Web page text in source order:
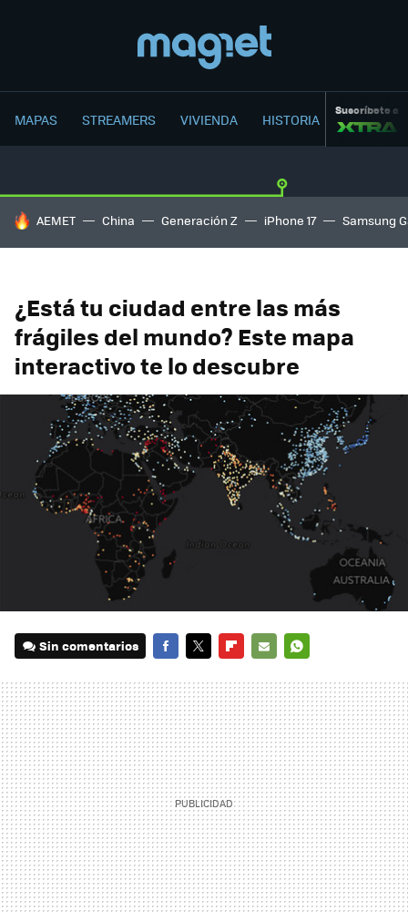
MAPAS STREAMERS VIVIENDA HISTORIA Suscríbete a
HOY SE HABLA DE
AEMET China Generación Z iPhone 17 Samsung
¿Está tu ciudad entre las más
frágiles del mundo? Este mapa
interactivo te lo descubre
Sin comentarios
MAIL